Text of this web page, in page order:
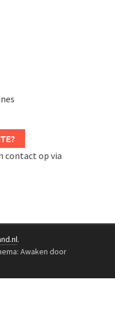
contact op via
.
Awaken door